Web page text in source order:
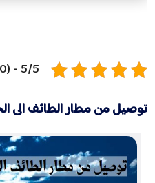
5/5 - (110 أصوات)
توصيل من مطار الطائف الى